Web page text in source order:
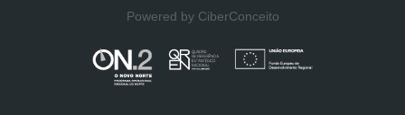
Powered by CiberConceito